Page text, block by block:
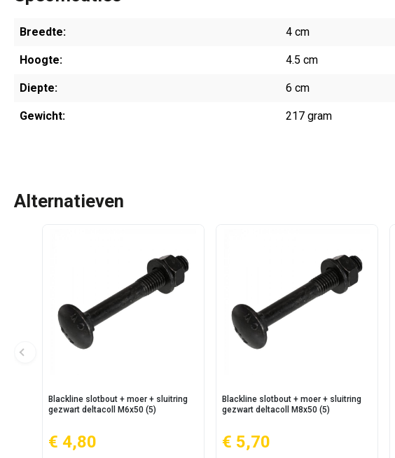
Breedte: 4 cm
Hoogte: 4.5 cm
Diepte: 6 cm
Gewicht: 217 gram
Alternatieven
Blackline slotbout + moer + sluitring
gezwart deltacoll M6x50 (5)
€ 4,80
Blackline slotbout + moer + sluitring
gezwart deltacoll M8x50 (5)
€ 5,70